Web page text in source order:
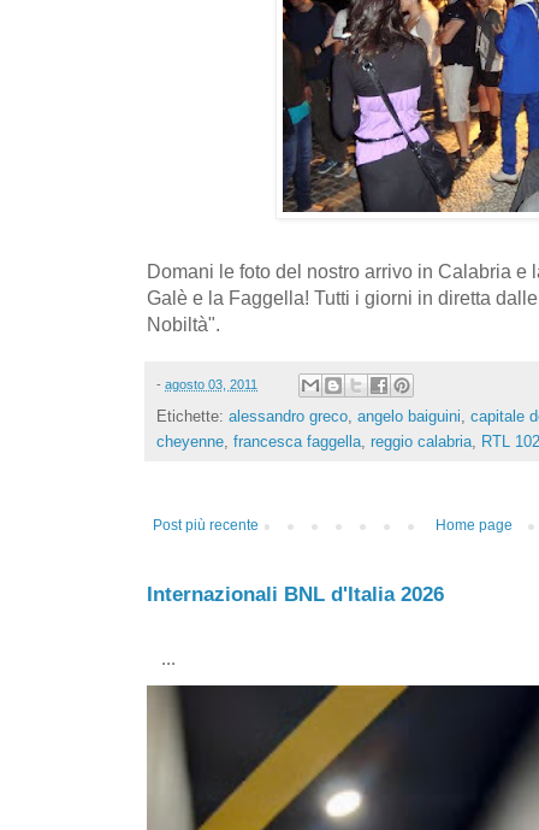
Domani le foto del nostro arrivo in Calabria e
Galè e la Faggella! Tutti i giorni in diretta
Nobiltà".
- agosto 03, 2011
Etichette: alessandro greco, angelo baiguini, capitale
cheyenne, francesca faggella, reggio calabria, RTL
Post più recente Home page
Internazionali BNL d'Italia 2026
...